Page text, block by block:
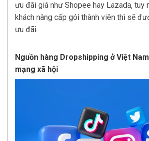
ưu đãi giá như Shopee hay Lazada, tuy
khách nâng cấp gói thành viên thì sẽ
ưu đãi.
Nguồn hàng Dropshipping ở Việt
mạng xã hội